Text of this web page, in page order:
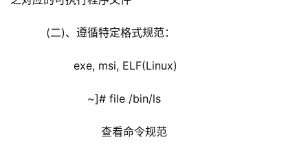
(二)、遵循特定格式规范：
exe, msi, ELF(Linux)
~]# file /bin/ls
查看命令规范